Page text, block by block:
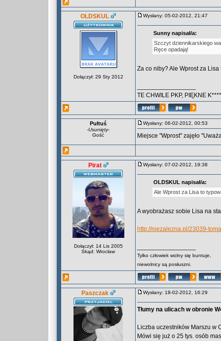
OLDSKUL
Dołączył: 29 Sty 2012
Wysłany: 05-02-2012, 21:47
Sunny napisał/a:
Szczyt dziennikarskiego
Ręce opadają!
Za co niby? Ale Wprost za
TE CHWILE PKP, PIĘKNE
Pułtuś
-Usunięty-
Gość
Wysłany: 06-02-2012, 00:53
Miejsce "Wprost" zajęło
Pirat
Dołączył: 14 Lis 2005
Skąd: Wrocław
Wysłany: 07-02-2012, 19:38
OLDSKUL napisał/a:
Ale Wprost za Lisa to
A wyobrażasz sobie Lisa na
http://niezalezna.pl/23039-
Tylko człowiek wolny się buntuje,
niewolnicy są posłuszni.
Paszczak Wysłany: 18-02-2012, 16:29
Tłumy na ulicach w obronie
Liczba uczestników Marszu w
Mówi się już o 25 tys. osób